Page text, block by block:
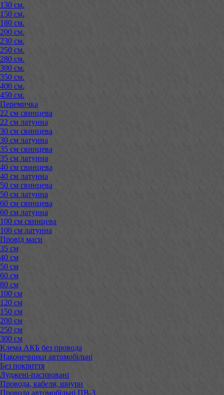
130 см.
150 см.
180 см.
200 см.
230 см.
250 см.
280 см.
300 см.
350 см.
400 см.
450 см.
Перемичка
22 см свинцева
22 см латунна
30 см свинцева
30 см латунна
35 см свинцева
35 см латунна
40 см свинцева
40 см латунна
50 см свинцева
50 см латунна
60 см свинцева
60 см латунна
100 см свинцева
100 см латунна
Провід маси
35 см
40 см
50 см
60 см
80 см
100 см
120 см
150 см
200 см
250 см
300 см
Клема АКБ без провода
Наконечники автомобільні
Без покриття
Луджені-пасивовані
Провода, кабеля, шнури
Провода автомобільні ПВ-3